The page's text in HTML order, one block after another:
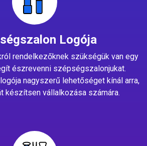
Logója
rendelkezőknek szükségük van egy
észrevenni szépségszalonjukat.
nagyszerű lehetőséget kínál arra,
készítsen vállalkozása számára.